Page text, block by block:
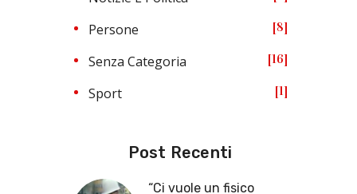
Persone 8
Senza Categoria 16
Sport 1
Post Recenti
“Ci vuole un fisico